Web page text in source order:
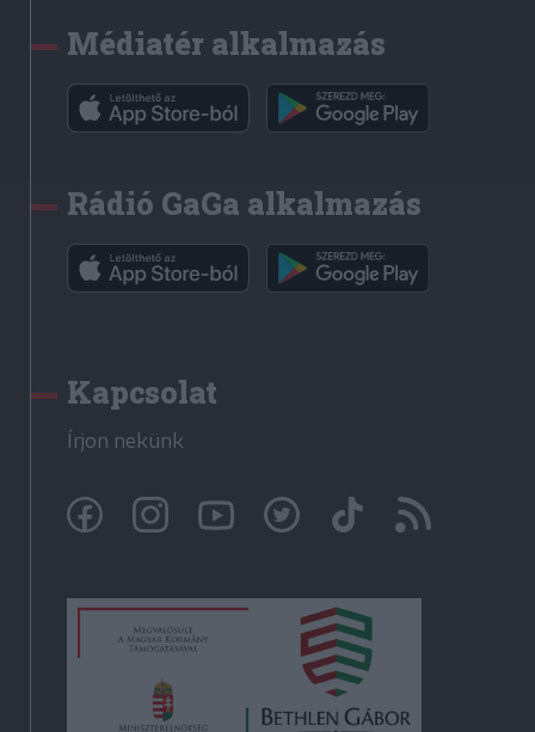
Médiatér alkalmazás
Rádió GaGa alkalmazás
Kapcsolat
Írjon nekünk